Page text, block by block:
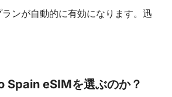
ンが自動的に有効になります。迅
Spain eSIMを選ぶのか？